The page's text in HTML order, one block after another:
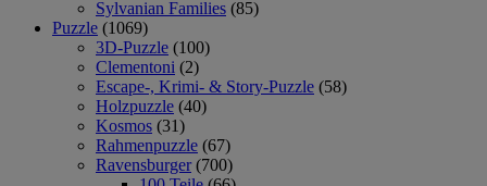
Sylvanian Families (85)
Puzzle (1069)
3D-Puzzle (100)
Clementoni (2)
Escape-, Krimi- & Story-Puzzle (58)
Holzpuzzle (40)
Kosmos (31)
Rahmenpuzzle (67)
Ravensburger (700)